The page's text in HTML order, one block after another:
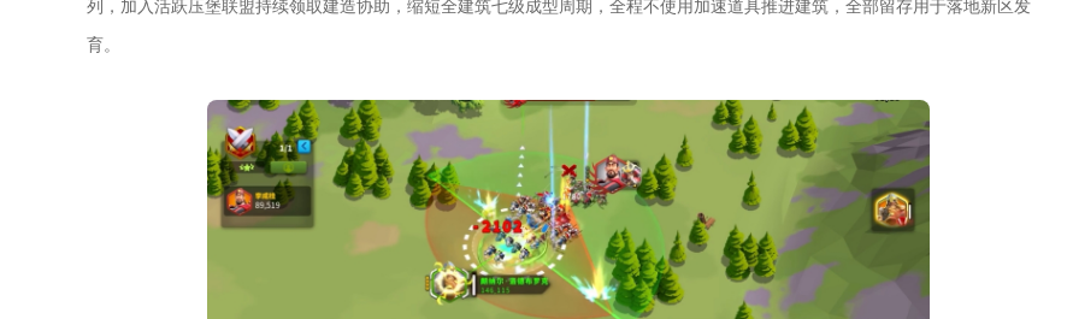
列，加入活跃压堡联盟持续领取建造协助，缩短全建筑七级成型周期，全程不使用加速道具推进建筑，全部留存用于落地新区发
育。